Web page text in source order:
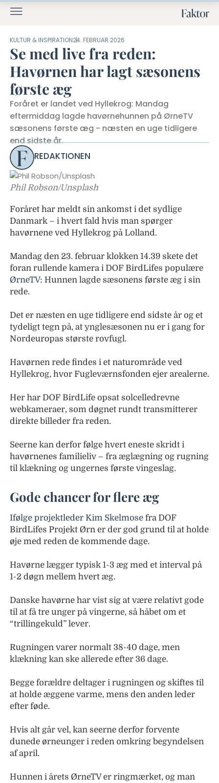
KULTUR & INSPIRATION24. FEBRUAR 2026
Se med live fra reden:
Havørnen har lagt sæsonens
første æg
Foråret er landet ved Hyllekrog: Mandag
eftermiddag lagde havørnehunnen på ØrneTV
sæsonens første æg - næsten en uge tidligere
end sidste år.
REDAKTIONEN
Phil Robson/Unsplash
Foråret har meldt sin ankomst i det sydlige
Danmark – i hvert fald hvis man spørger
havørnene ved Hyllekrog på Lolland.
Mandag den 23. februar klokken 14.39 skete det
foran rullende kamera i DOF BirdLifes populære
ØrneTV: Hunnen lagde sæsonens første æg i sin
rede.
Det er næsten en uge tidligere end sidste år og et
tydeligt tegn på, at ynglesæsonen nu er i gang for
Nordeuropas største rovfugl.
Havørnen rede findes i et naturområde ved
Hyllekrog, hvor Fugleværnsfonden ejer arealerne.
Her har DOF BirdLife opsat solcelledrevne
webkameraer, som døgnet rundt transmitterer
direkte billeder fra reden.
Seerne kan derfor følge hvert eneste skridt i
havørnenes familieliv – fra æglægning og rugning
til klækning og ungernes første vingeslag.
Gode chancer for flere æg
Ifølge projektleder Kim Skelmose fra DOF
BirdLifes Projekt Ørn er der god grund til at holde
øje med reden de kommende dage.
Havørne lægger typisk 1-3 æg med et interval på
1-2 døgn mellem hvert æg.
Danske havørne har vist sig at være relativt gode
til at få tre unger på vingerne, så håbet om et
“trillingekuld” lever.
Rugningen varer normalt 38-40 dage, men
klækning kan ske allerede efter 36 dage.
Begge forældre deltager i rugningen og skiftes til
at holde æggene varme, mens den anden leder
efter føde.
Hvis alt går vel, kan seerne derfor forvente
dunede ørneunger i reden omkring begyndelsen
af april.
Hunnen i årets ØrneTV er ringmærket, og man